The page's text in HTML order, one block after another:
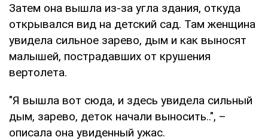
Затем она вышла из-за угла здания, откуда
открывался вид на детский сад. Там женщина
увидела сильное зарево, дым и как выносят
малышей, пострадавших от крушения
вертолета.
"Я вышла вот сюда, и здесь увидела сильный
дым, зарево, деток начали выносить..", –
описала она увиденный ужас.